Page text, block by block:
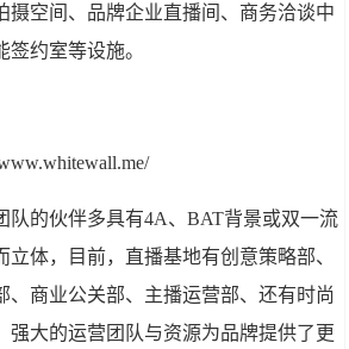
摄空间、品牌企业直播间、商务洽谈中
约室等设施。
的伙伴多具有4A、BAT背景或双一流
立体，目前，直播基地有创意策略部、
、商业公关部、主播运营部、还有时尚
强大的运营团队与资源为品牌提供了更